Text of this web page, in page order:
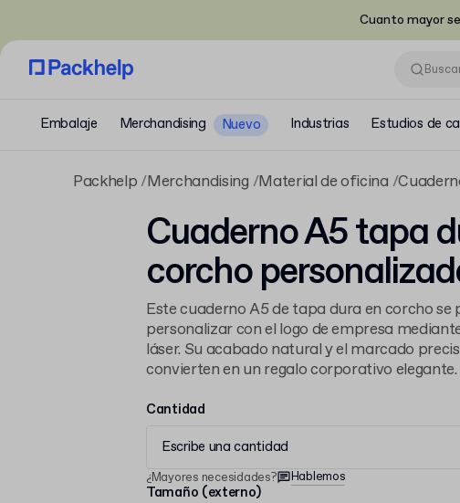
Cuanto mayor
Embalaje Merchandising Nuevo Industrias Estudios de
Packhelp Merchandising Material de oficina
Cuaderno A5 tapa
corcho
Este cuaderno A5 de tapa dura en corcho se
personalizar con el logo de empresa
láser. Su acabado natural y el marcado
convierten en un regalo corporativo elegante.
Cantidad
Escribe una cantidad
¿Mayores necesidades? Hablemos
Tamaño (externo)